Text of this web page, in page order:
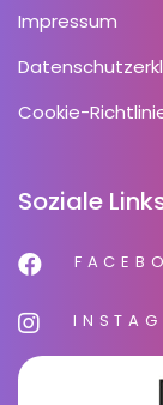
Impressum
Cookie-
Soziale